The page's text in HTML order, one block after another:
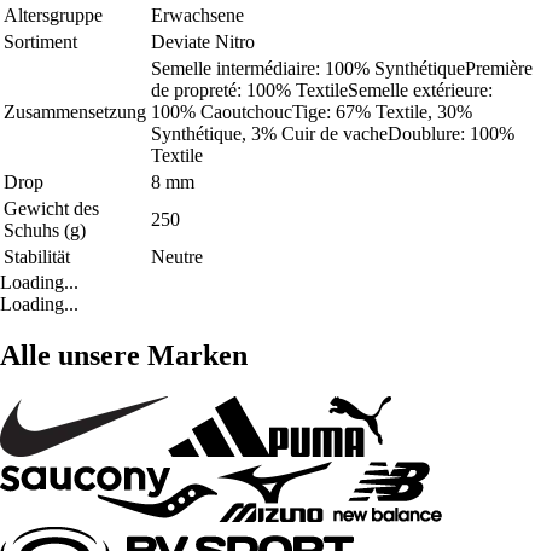
Altersgruppe
Erwachsene
Sortiment
Deviate Nitro
Zusammensetzung
Semelle intermédiaire: 100% SynthétiquePremière
de propreté: 100% TextileSemelle extérieure:
100% CaoutchoucTige: 67% Textile, 30%
Synthétique, 3% Cuir de vacheDoublure: 100%
Textile
Drop
8 mm
Gewicht des
Schuhs (g)
250
Stabilität
Neutre
Loading...
Loading...
Alle unsere Marken